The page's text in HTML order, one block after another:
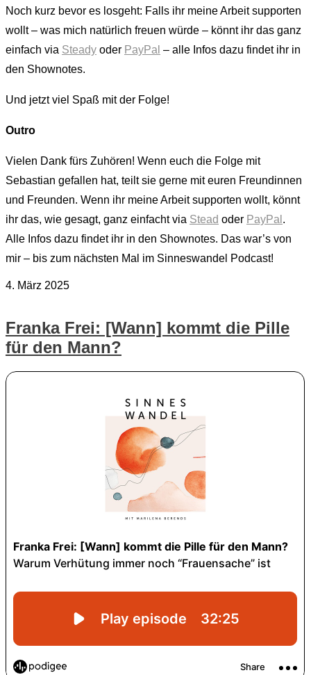
Noch kurz bevor es losgeht: Falls ihr meine Arbeit supporten
wollt – was mich natürlich freuen würde – könnt ihr das ganz
einfach via Steady oder PayPal – alle Infos dazu findet ihr in
den Shownotes.
Und jetzt viel Spaß mit der Folge!
Outro
Vielen Dank fürs Zuhören! Wenn euch die Folge mit
Sebastian gefallen hat, teilt sie gerne mit euren Freundinnen
und Freunden. Wenn ihr meine Arbeit supporten wollt, könnt
ihr das, wie gesagt, ganz einfacht via Stead oder PayPal .
Alle Infos dazu findet ihr in den Shownotes. Das war’s von
mir – bis zum nächsten Mal im Sinneswandel Podcast!
4. März 2025
Franka Frei: [Wann] kommt die Pille
für den Mann?